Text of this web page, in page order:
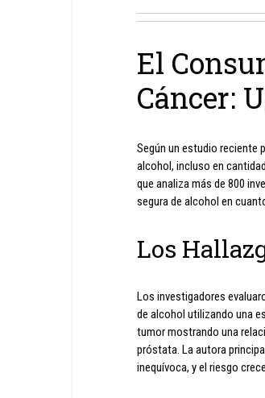
El
Cáncer:
Según un estudio reciente
alcohol, incluso en
que analiza más de 800
segura de alcohol en
Los
Los investigadores
de alcohol utilizando una
tumor mostrando una
próstata. La autora
inequívoca, y el riesgo